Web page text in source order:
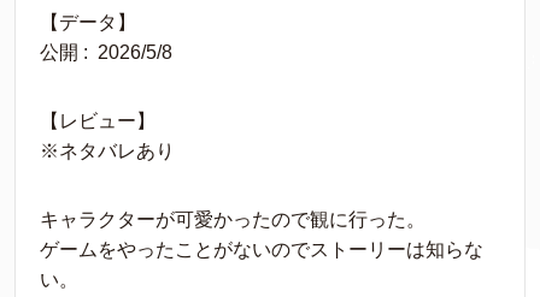
【データ】
公開‏ : ‎ 2026/5/8
【レビュー】
※ネタバレあり
キャラクターが可愛かったので観に行った。
ゲームをやったことがないのでストーリーは知らな
い。